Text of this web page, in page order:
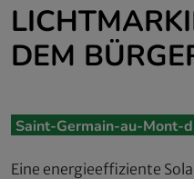
DEM
Saint-Germain-au-Mont-
Eine energieeffiziente